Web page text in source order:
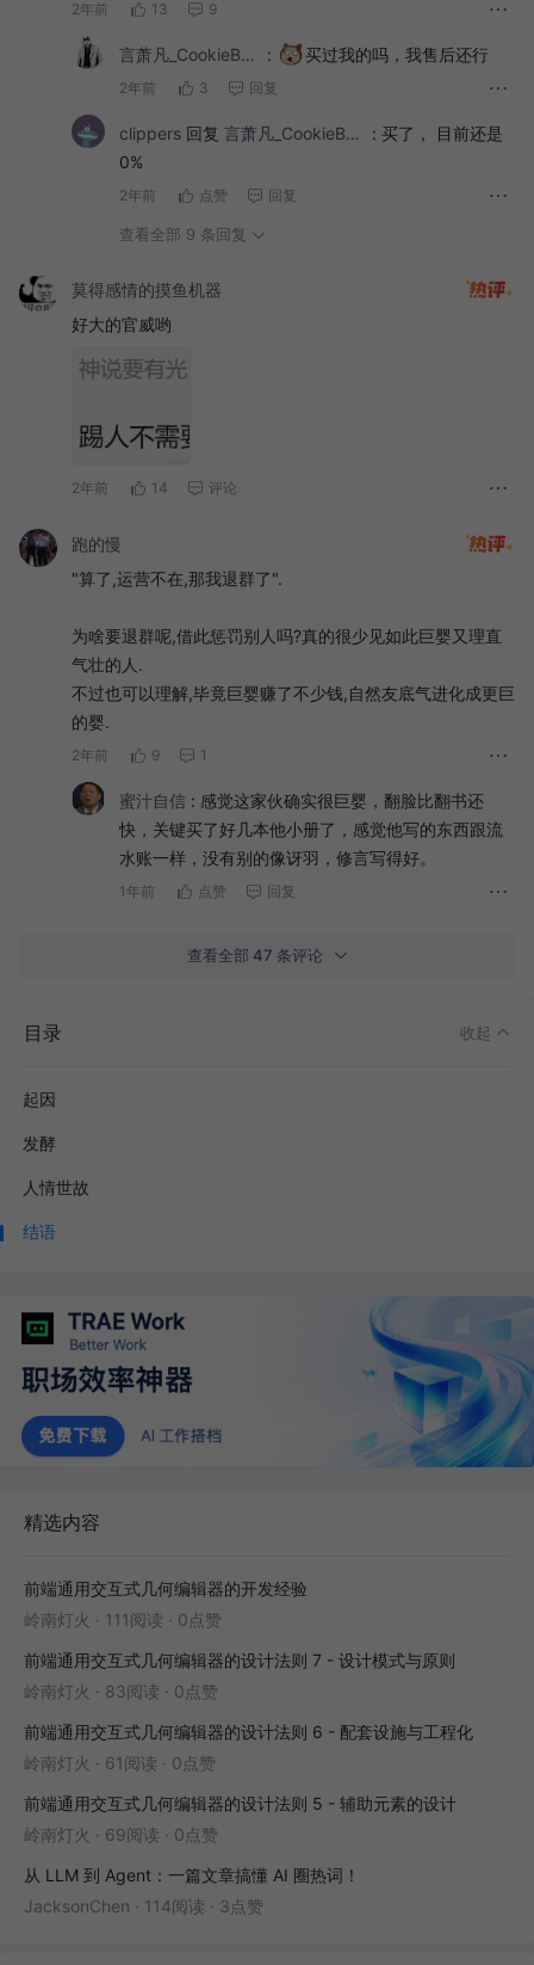
2年前 13 9
言萧凡_CookieBoty : 买过我的吗，我售后还行
2年前 3 回复
clippers 回复 言萧凡_CookieBoty : 买了， 目前还是
0%
2年前 点赞 回复
查看全部 9 条回复
莫得感情的摸鱼机器
好大的官威哟
2年前 14 评论
跑的慢
"算了,运营不在,那我退群了".
为啥要退群呢,借此惩罚别人吗?真的很少见如此巨婴又理直
气壮的人.
不过也可以理解,毕竟巨婴赚了不少钱,自然友底气进化成更巨
的婴.
2年前 9 1
蜜汁自信 : 感觉这家伙确实很巨婴，翻脸比翻书还
快，关键买了好几本他小册了，感觉他写的东西跟流
水账一样，没有别的像讶羽，修言写得好。
1年前 点赞 回复
查看全部 47 条评论
目录 收起
起因
发酵
人情世故
结语
精选内容
前端通用交互式几何编辑器的开发经验
岭南灯火 · 111阅读 · 0点赞
前端通用交互式几何编辑器的设计法则 7 - 设计模式与原则
岭南灯火 · 83阅读 · 0点赞
前端通用交互式几何编辑器的设计法则 6 - 配套设施与工程化
岭南灯火 · 61阅读 · 0点赞
前端通用交互式几何编辑器的设计法则 5 - 辅助元素的设计
岭南灯火 · 69阅读 · 0点赞
从 LLM 到 Agent：一篇文章搞懂 AI 圈热词！
JacksonChen · 114阅读 · 3点赞